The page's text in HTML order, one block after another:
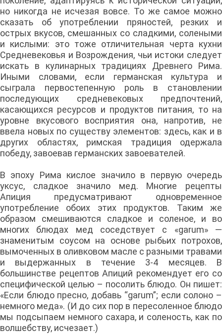
но никогда не исчезая вовсе. То же самое можно
сказать об употреблении пряностей, резких и
острых вкусов, смешанных со сладкими, солеными
и кислыми: это тоже отличительная черта кухни
Средневековья и Возрождения, чьи истоки следует
искать в кулинарных традициях Древнего Рима.
Иными словами, если германская культура и
сыграла первостепенную роль в становлении
последующих средневековых предпочтений,
касающихся ресурсов и продуктов питания, то на
уровне вкусового восприятия она, напротив, не
ввела новых по существу элементов: здесь, как и в
других областях, римская традиция одержала
победу, завоевав германских завоевателей.
В эпоху Рима кислое значило в первую очередь
уксус, сладкое значило мед. Многие рецепты
Апиция предусматривают одновременное
употребление обоих этих продуктов. Таким же
образом смешиваются сладкое и соленое, и во
многих блюдах мед соседствует с «garum» —
знаменитым соусом на основе рыбьих потрохов,
вымоченных в оливковом масле с разными травами
и выдержанных в течение 3-4 месяцев. В
большинстве рецептов Апиций рекомендует его со
специфической целью – посолить блюдо. Он пишет:
«Если блюдо пресно, добавь “garum”; если солоно –
немного меда». (И до сих пор в пересоленное блюдо
мы подсыпаем немного сахара, и соленость, как по
волшебству, исчезает.)